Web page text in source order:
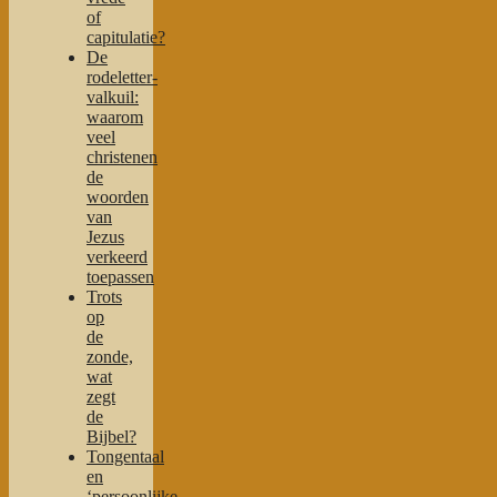
of
capitulatie?
De
rodeletter-
valkuil:
waarom
veel
christenen
de
woorden
van
Jezus
verkeerd
toepassen
Trots
op
de
zonde,
wat
zegt
de
Bijbel?
Tongentaal
en